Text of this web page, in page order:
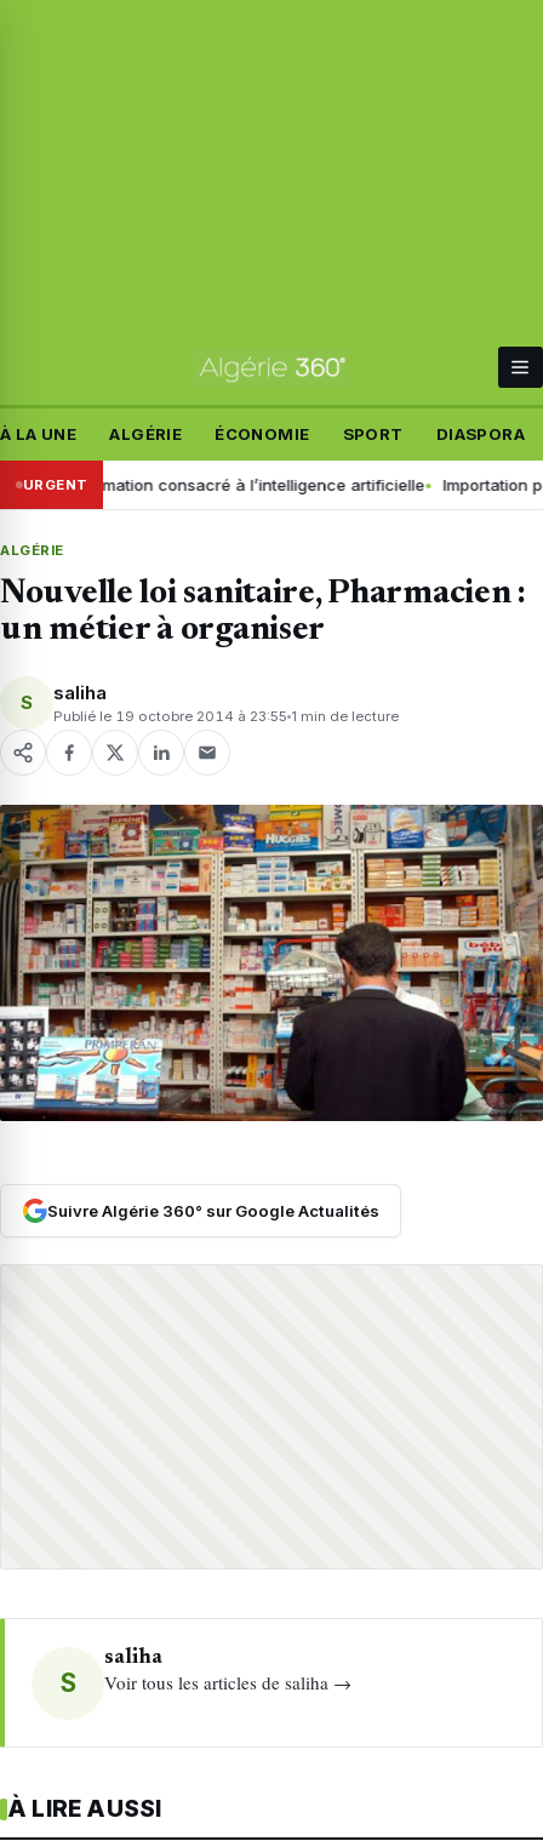
À LA UNE ALGÉRIE ÉCONOMIE SPORT DIASPORA
URGENT
de formation consacré à l’intelligence artificielle Importation pour
ALGÉRIE
Nouvelle loi sanitaire, Pharmacien :
un métier à organiser
S saliha
Publié le 19 octobre 2014 à 23:55 1 min de lecture
Suivre Algérie 360° sur Google Actualités
S
saliha
Voir tous les articles de saliha →
À LIRE AUSSI